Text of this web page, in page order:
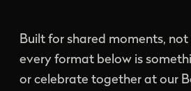
Built for shared moments,
every format below is
or celebrate together at our